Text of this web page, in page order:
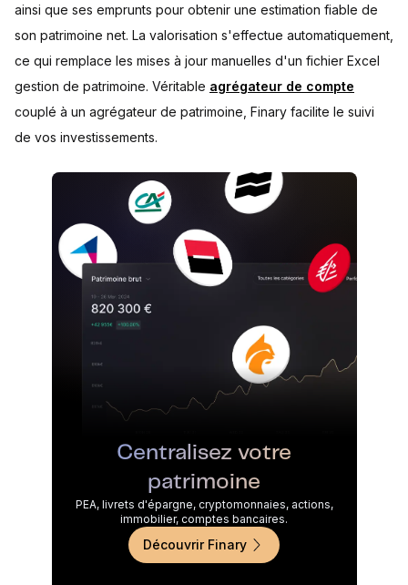
ainsi que ses emprunts pour obtenir une estimation fiable de
son patrimoine net. La valorisation s'effectue automatiquement,
ce qui remplace les mises à jour manuelles d'un fichier Excel
gestion de patrimoine. Véritable agrégateur de compte
couplé à un agrégateur de patrimoine, Finary facilite le suivi
de vos investissements.
Centralisez votre
patrimoine
PEA, livrets d'épargne, cryptomonnaies, actions,
immobilier, comptes bancaires.
Découvrir Finary